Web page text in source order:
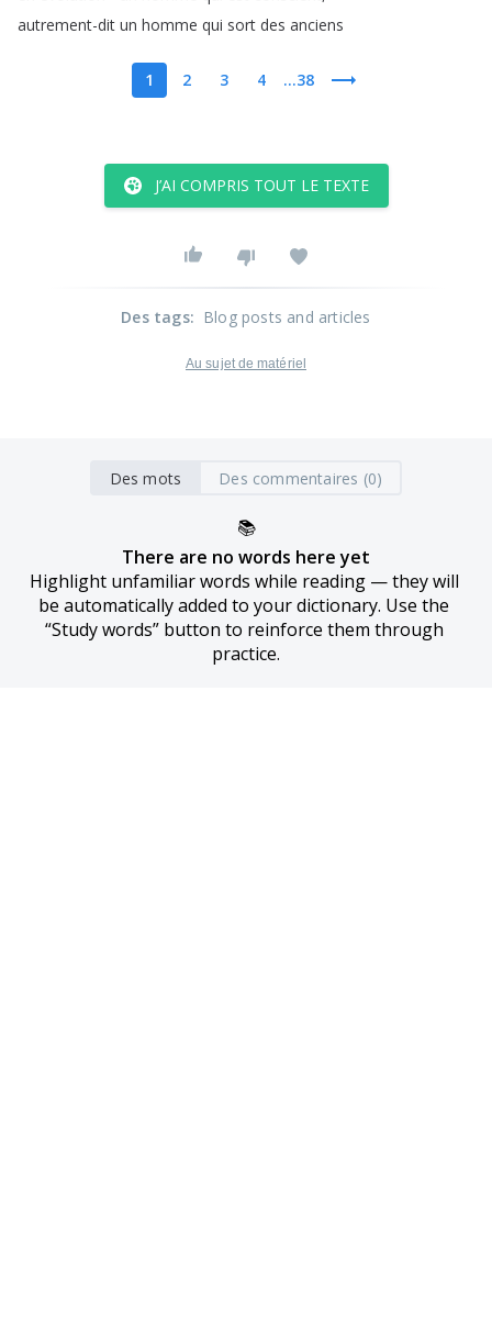
autrement-dit un homme qui sort des anciens
1 2 3 4 ...38
J’AI COMPRIS TOUT LE TEXTE
Des tags: Blog posts and articles
Au sujet de matériel
Des mots Des commentaires (0)
📚
There are no words here yet
Highlight unfamiliar words while reading — they will
be automatically added to your dictionary. Use the
“Study words” button to reinforce them through
practice.